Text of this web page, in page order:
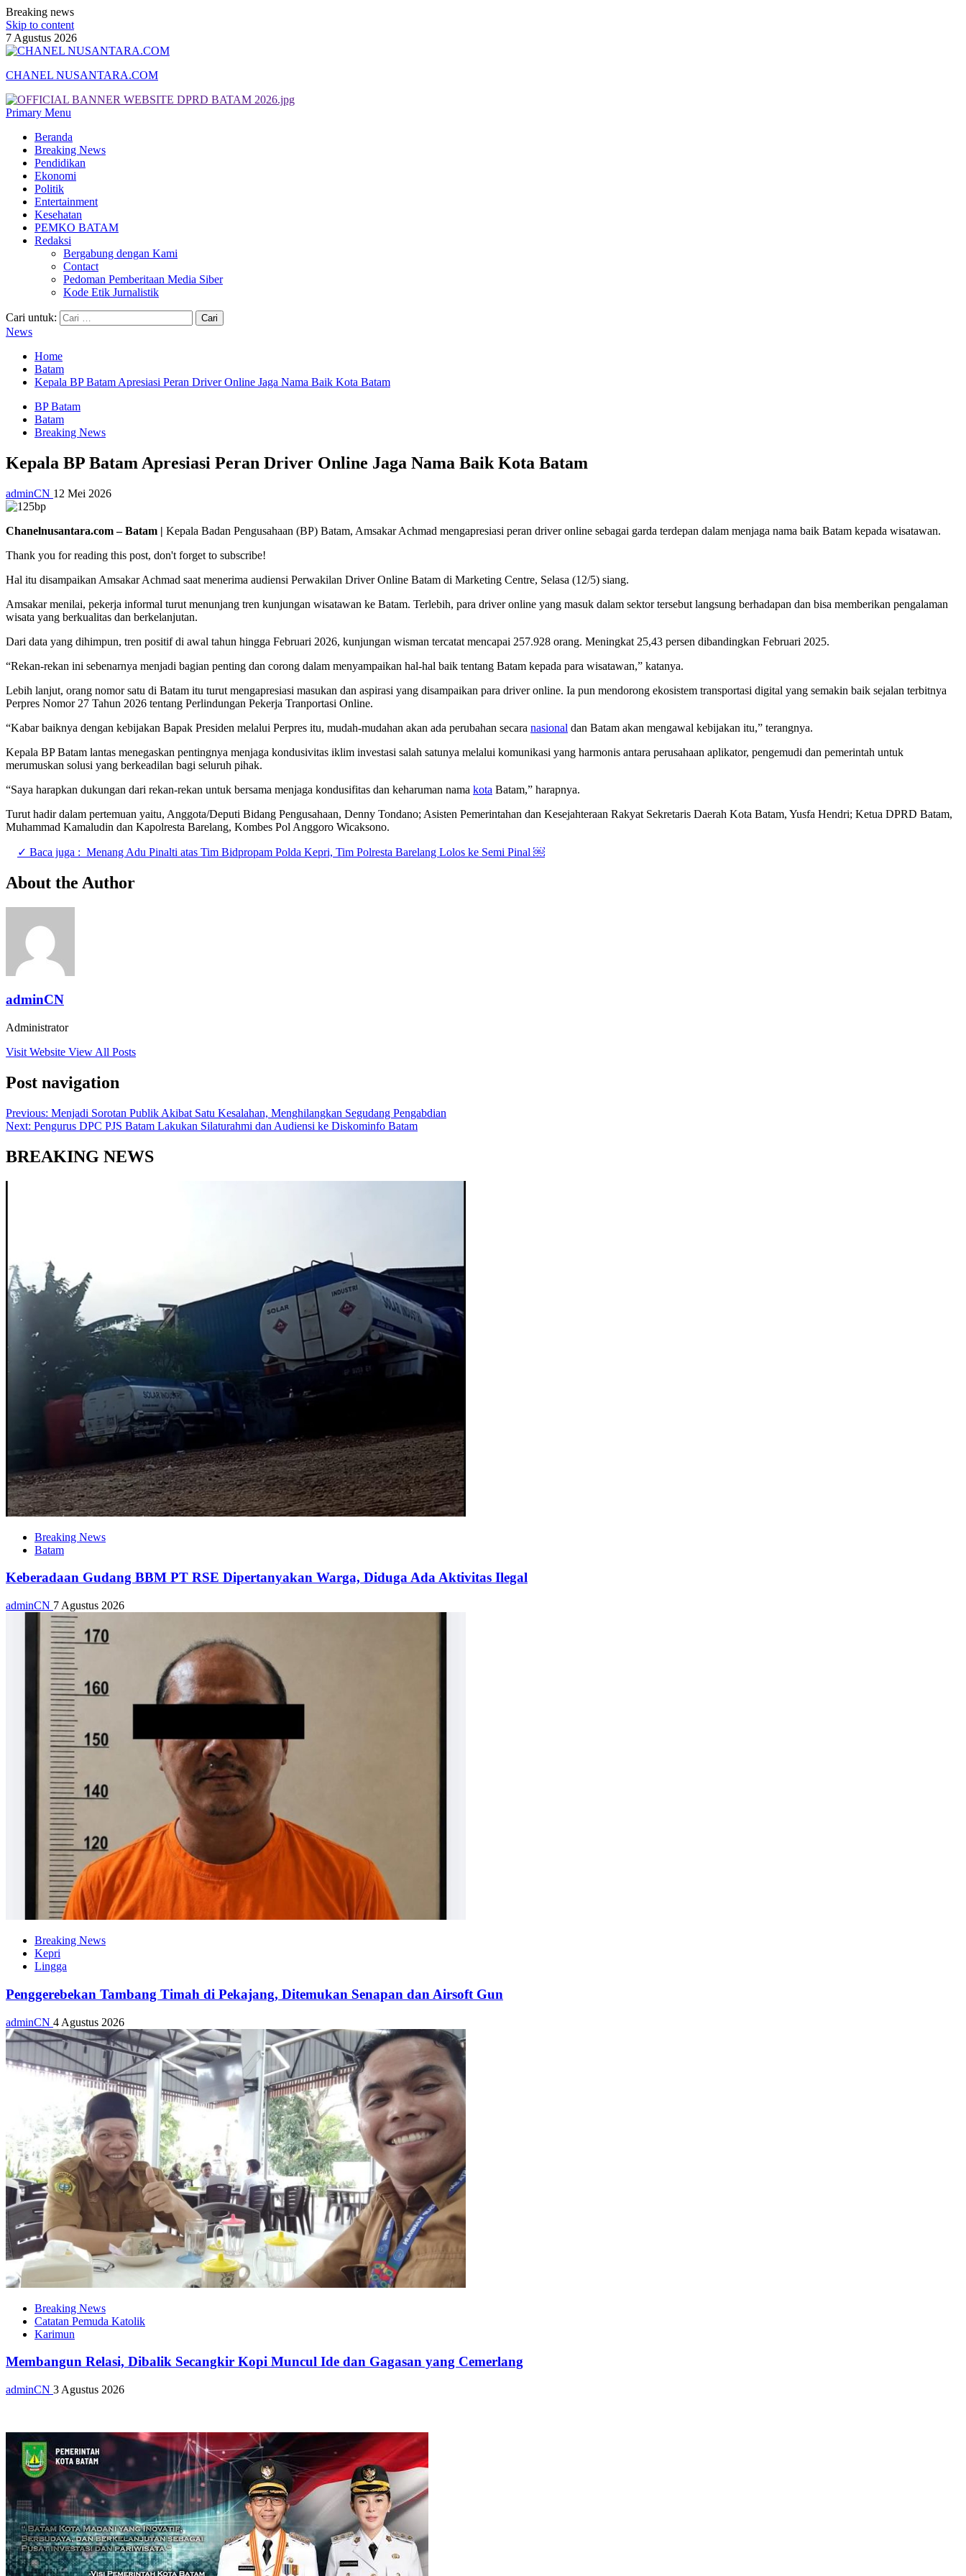
Breaking news
Skip to content
7 Agustus 2026
CHANEL NUSANTARA.COM
Primary Menu
Beranda
Breaking News
Pendidikan
Ekonomi
Politik
Entertainment
Kesehatan
PEMKO BATAM
Redaksi
Bergabung dengan Kami
Contact
Pedoman Pemberitaan Media Siber
Kode Etik Jurnalistik
Cari untuk:
News
Home
Batam
Kepala BP Batam Apresiasi Peran Driver Online Jaga Nama Baik Kota Batam
BP Batam
Batam
Breaking News
Kepala BP Batam Apresiasi Peran Driver Online Jaga Nama Baik Kota Batam
adminCN 12 Mei 2026
Chanelnusantara.com – Batam | Kepala Badan Pengusahaan (BP) Batam, Amsakar Achmad mengapresiasi peran driver online sebagai garda terdepan dalam menjaga nama baik Batam kepada wisatawan.
Thank you for reading this post, don't forget to subscribe!
Hal itu disampaikan Amsakar Achmad saat menerima audiensi Perwakilan Driver Online Batam di Marketing Centre, Selasa (12/5) siang.
Amsakar menilai, pekerja informal turut menunjang tren kunjungan wisatawan ke Batam. Terlebih, para driver online yang masuk dalam sektor tersebut langsung berhadapan dan bisa memberikan pengalaman
wisata yang berkualitas dan berkelanjutan.
Dari data yang dihimpun, tren positif di awal tahun hingga Februari 2026, kunjungan wisman tercatat mencapai 257.928 orang. Meningkat 25,43 persen dibandingkan Februari 2025.
“Rekan-rekan ini sebenarnya menjadi bagian penting dan corong dalam menyampaikan hal-hal baik tentang Batam kepada para wisatawan,” katanya.
Lebih lanjut, orang nomor satu di Batam itu turut mengapresiasi masukan dan aspirasi yang disampaikan para driver online. Ia pun mendorong ekosistem transportasi digital yang semakin baik sejalan terbitnya
Perpres Nomor 27 Tahun 2026 tentang Perlindungan Pekerja Tranportasi Online.
“Kabar baiknya dengan kebijakan Bapak Presiden melalui Perpres itu, mudah-mudahan akan ada perubahan secara nasional dan Batam akan mengawal kebijakan itu,” terangnya.
Kepala BP Batam lantas menegaskan pentingnya menjaga kondusivitas iklim investasi salah satunya melalui komunikasi yang harmonis antara perusahaan aplikator, pengemudi dan pemerintah untuk
merumuskan solusi yang berkeadilan bagi seluruh pihak.
“Saya harapkan dukungan dari rekan-rekan untuk bersama menjaga kondusifitas dan keharuman nama kota Batam,” harapnya.
Turut hadir dalam pertemuan yaitu, Anggota/Deputi Bidang Pengusahaan, Denny Tondano; Asisten Pemerintahan dan Kesejahteraan Rakyat Sekretaris Daerah Kota Batam, Yusfa Hendri; Ketua DPRD Batam,
Muhammad Kamaludin dan Kapolresta Barelang, Kombes Pol Anggoro Wicaksono.
✓ Baca juga : Menang Adu Pinalti atas Tim Bidpropam Polda Kepri, Tim Polresta Barelang Lolos ke Semi Pinal ￼
About the Author
adminCN
Administrator
Visit Website View All Posts
Post navigation
Previous: Menjadi Sorotan Publik Akibat Satu Kesalahan, Menghilangkan Segudang Pengabdian
Next: Pengurus DPC PJS Batam Lakukan Silaturahmi dan Audiensi ke Diskominfo Batam
BREAKING NEWS
Breaking News
Batam
Keberadaan Gudang BBM PT RSE Dipertanyakan Warga, Diduga Ada Aktivitas Ilegal
adminCN 7 Agustus 2026
Breaking News
Kepri
Lingga
Penggerebekan Tambang Timah di Pekajang, Ditemukan Senapan dan Airsoft Gun
adminCN 4 Agustus 2026
Breaking News
Catatan Pemuda Katolik
Karimun
Membangun Relasi, Dibalik Secangkir Kopi Muncul Ide dan Gagasan yang Cemerlang
adminCN 3 Agustus 2026